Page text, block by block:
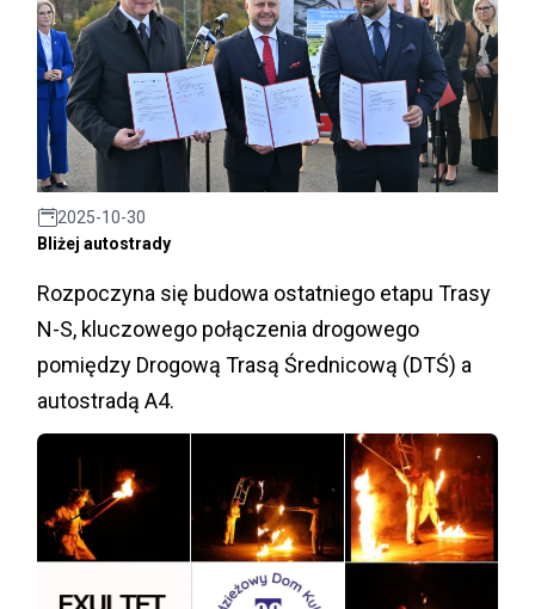
2025-10-30
Bliżej autostrady
Rozpoczyna się budowa ostatniego etapu Trasy
N-S, kluczowego połączenia drogowego
pomiędzy Drogową Trasą Średnicową (DTŚ) a
autostradą A4.